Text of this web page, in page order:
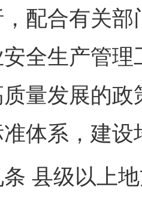
配合有关
全生产管
量发展的
体系，建
县级以上地